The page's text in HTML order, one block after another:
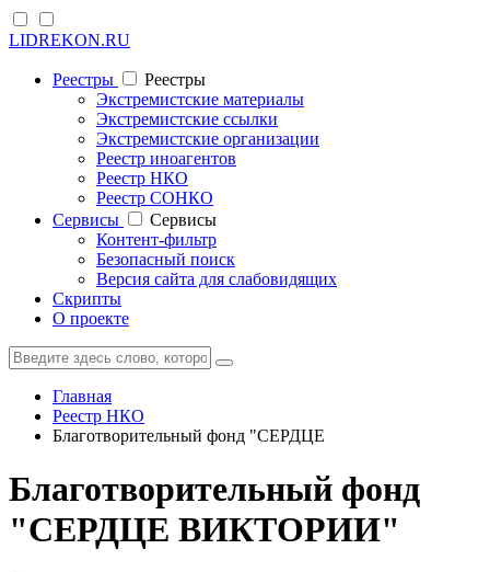
LIDREKON.RU
Реестры
Реестры
Экстремистские материалы
Экстремистские ссылки
Экстремистские организации
Реестр иноагентов
Реестр НКО
Реестр СОНКО
Cервисы
Cервисы
Контент-фильтр
Безопасный поиск
Версия сайта для слабовидящих
Скрипты
О проекте
Главная
Реестр НКО
Благотворительный фонд "СЕРДЦЕ
Благотворительный фонд
"СЕРДЦЕ ВИКТОРИИ"